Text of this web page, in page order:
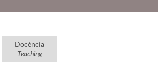
Docència
Teaching